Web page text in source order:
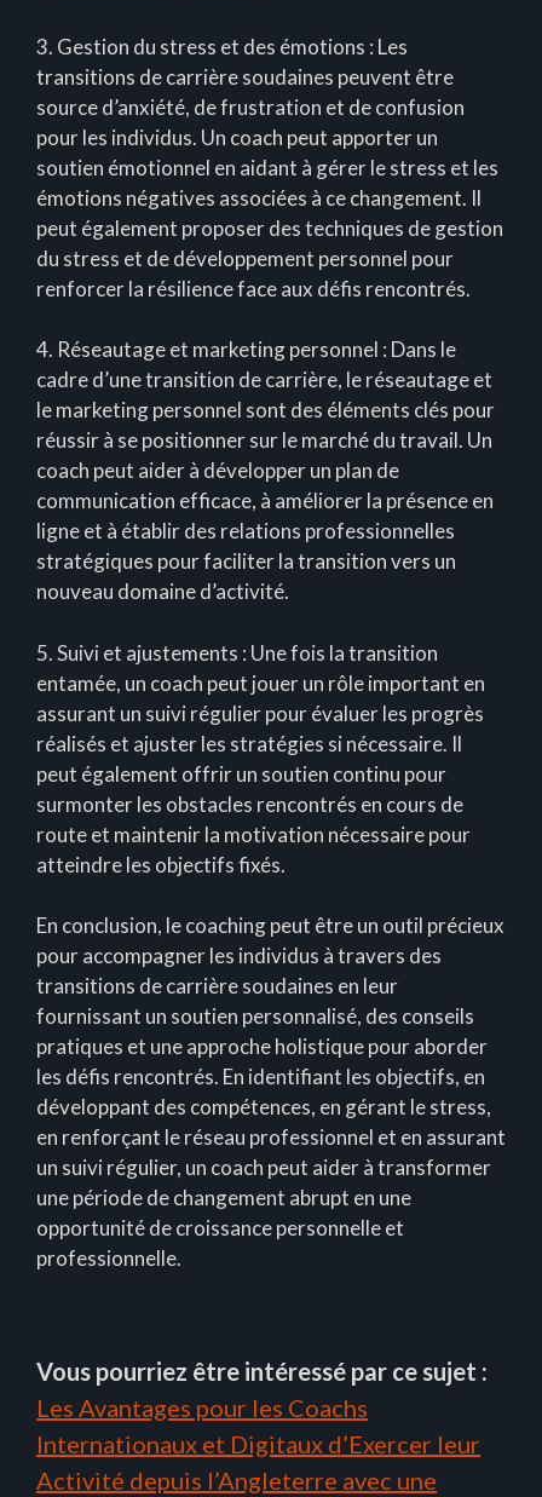
3. Gestion du stress et des émotions : Les
transitions de carrière soudaines peuvent être
source d’anxiété, de frustration et de confusion
pour les individus. Un coach peut apporter un
soutien émotionnel en aidant à gérer le stress et les
émotions négatives associées à ce changement. Il
peut également proposer des techniques de gestion
du stress et de développement personnel pour
renforcer la résilience face aux défis rencontrés.
4. Réseautage et marketing personnel : Dans le
cadre d’une transition de carrière, le réseautage et
le marketing personnel sont des éléments clés pour
réussir à se positionner sur le marché du travail. Un
coach peut aider à développer un plan de
communication efficace, à améliorer la présence en
ligne et à établir des relations professionnelles
stratégiques pour faciliter la transition vers un
nouveau domaine d’activité.
5. Suivi et ajustements : Une fois la transition
entamée, un coach peut jouer un rôle important en
assurant un suivi régulier pour évaluer les progrès
réalisés et ajuster les stratégies si nécessaire. Il
peut également offrir un soutien continu pour
surmonter les obstacles rencontrés en cours de
route et maintenir la motivation nécessaire pour
atteindre les objectifs fixés.
En conclusion, le coaching peut être un outil précieux
pour accompagner les individus à travers des
transitions de carrière soudaines en leur
fournissant un soutien personnalisé, des conseils
pratiques et une approche holistique pour aborder
les défis rencontrés. En identifiant les objectifs, en
développant des compétences, en gérant le stress,
en renforçant le réseau professionnel et en assurant
un suivi régulier, un coach peut aider à transformer
une période de changement abrupt en une
opportunité de croissance personnelle et
professionnelle.
Vous pourriez être intéressé par ce sujet :
Les Avantages pour les Coachs
Internationaux et Digitaux d’Exercer leur
Activité depuis l’Angleterre avec une